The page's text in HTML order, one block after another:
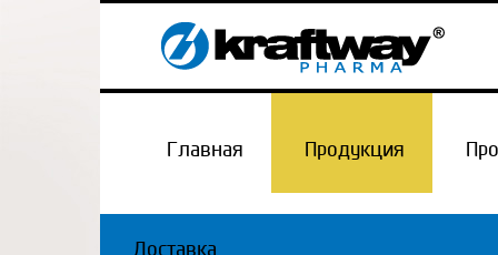
Главная Продукция
Доставка